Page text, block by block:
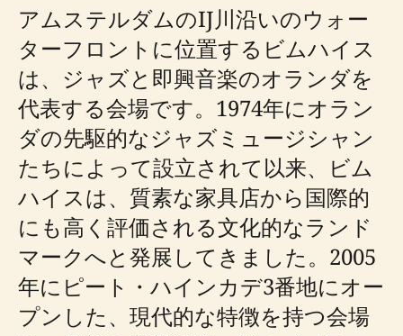
アムステルダムのIJ川沿いのウォー
ターフロントに位置するビムハイス
は、ジャズと即興音楽のオランダを
代表する会場です。1974年にオラン
ダの先駆的なジャズミュージシャン
たちによって設立されて以来、ビム
ハイスは、質素な家具店から国際的
にも高く評価される文化的なランド
マークへと発展してきました。2005
年にピート・ハインカデ3番地にオー
プンした、現代的な特徴を持つ会場